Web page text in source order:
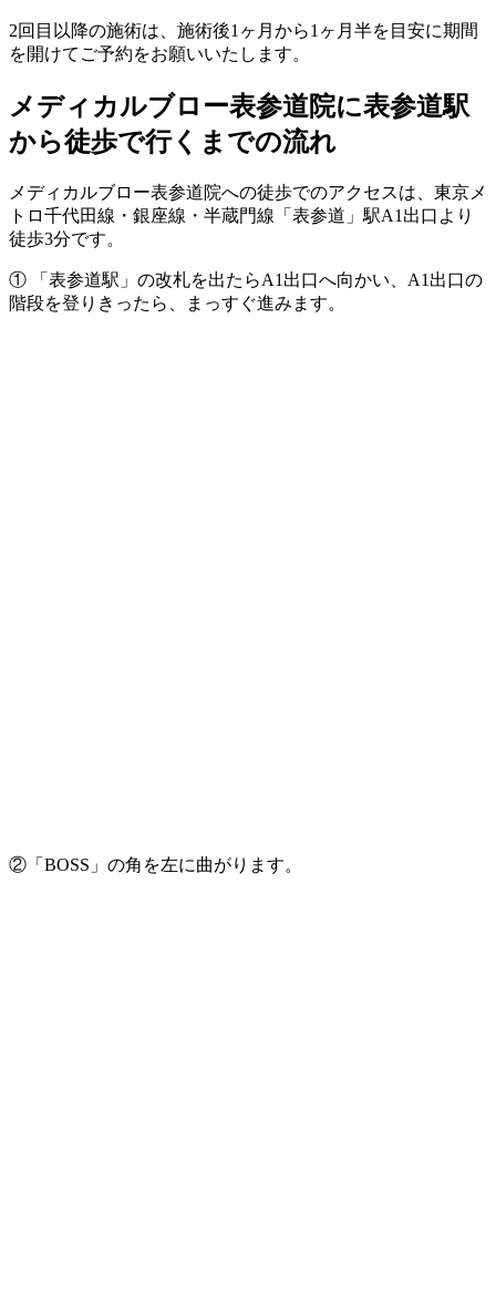
2回目以降の施術は、施術後1ヶ月から1ヶ月半を目安に期間
を開けてご予約をお願いいたします。
メディカルブロー表参道院に表参道駅
から徒歩で行くまでの流れ
メディカルブロー表参道院への徒歩でのアクセスは、東京メ
トロ千代田線・銀座線・半蔵門線「表参道」駅A1出口より
徒歩3分です。
① 「表参道駅」の改札を出たらA1出口へ向かい、A1出口の
階段を登りきったら、まっすぐ進みます。
②「BOSS」の角を左に曲がります。